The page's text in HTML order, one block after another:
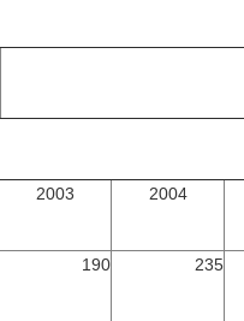
2003 2004
190 235